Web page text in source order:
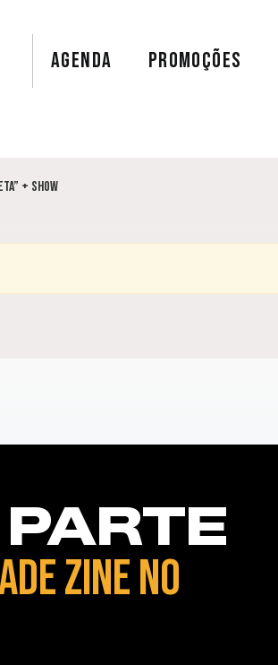
AGENDA PROMOÇÕES
+ Show
ZINE NO